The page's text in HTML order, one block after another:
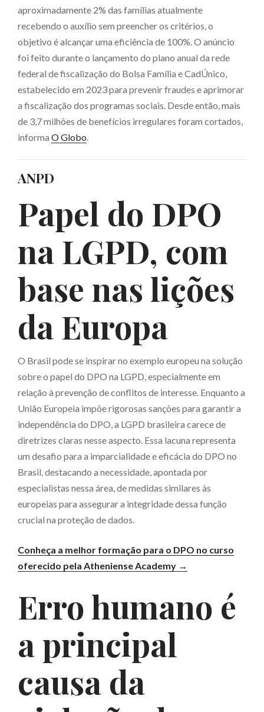
aproximadamente 2% das famílias atualmente
recebendo o auxílio sem preencher os critérios, o
objetivo é alcançar uma eficiência de 100%. O anúncio
foi feito durante o lançamento do plano anual da rede
federal de fiscalização do Bolsa Família e CadÚnico,
estabelecido em 2023 para prevenir fraudes e aprimorar
a fiscalização dos programas sociais. Desde então, mais
de 3,7 milhões de benefícios irregulares foram cortados,
informa O Globo
ANPD
Papel do DPO
na LGPD, com
base nas lições
da Europa
O Brasil pode se inspirar no exemplo europeu na solução
sobre o papel do DPO na LGPD, especialmente em
relação à prevenção de conflitos de interesse. Enquanto a
União Europeia impõe rigorosas sanções para garantir a
independência do DPO, a LGPD brasileira carece de
diretrizes claras nesse aspecto. Essa lacuna representa
um desafio para a imparcialidade e eficácia do DPO no
Brasil, destacando a necessidade, apontada por
especialistas nessa área, de medidas similares às
europeias para assegurar a integridade dessa função
crucial na proteção de dados.
Conheça a melhor formação para o DPO no curso
oferecido pela Atheniense Academy →
Erro humano é
a principal
causa da